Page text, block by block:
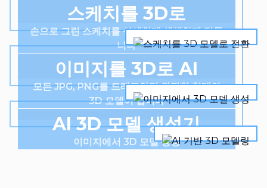
스케치를 3D로
손으로 그린 스케치를 상세하게 생생하게 만듭
니다
이미지를 3D로 AI
모든 JPG, PNG를 드래그하면 완전한 형태의
3D 모델이 됩니다
AI 3D 모델 생성기
이미지에서 3D 모델 생성